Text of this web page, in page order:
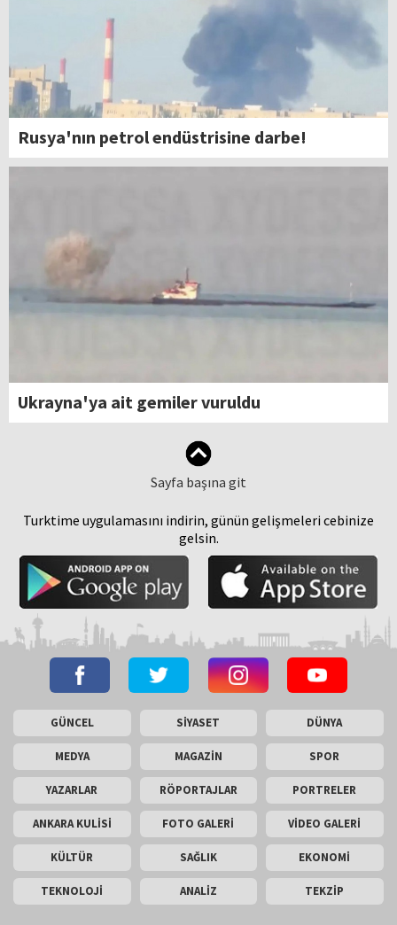
Rusya'nın petrol endüstrisine darbe!
Ukrayna'ya ait gemiler vuruldu
Sayfa başına git
Turktime uygulamasını indirin, günün gelişmeleri cebinize
gelsin.
GÜNCEL SİYASET DÜNYA
MEDYA MAGAZİN SPOR
YAZARLAR RÖPORTAJLAR PORTRELER
ANKARA KULİSİ FOTO GALERİ VİDEO GALERİ
KÜLTÜR SAĞLIK EKONOMİ
TEKNOLOJİ ANALİZ TEKZİP